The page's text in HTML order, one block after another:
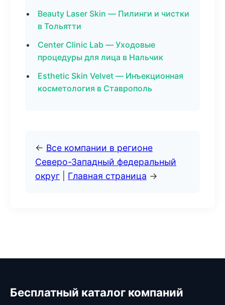
Beauty Laser Skin — Пилинги и чистки
в Тольятти
Center Clinic Lab — Уходовые
процедуры для лица в Нальчик
Esthetic Skin Velvet — Инъекционная
косметология в Ставрополь
← Все компании в регионе
Северо-Западный федеральный
округ
Главная страница →
Бесплатный каталог компаний